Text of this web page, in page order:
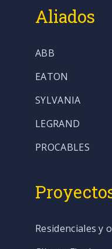
Aliados
ABB
EATON
SYLVANIA
LEGRAND
PROCABLES
Residenciales y